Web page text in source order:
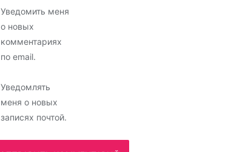
Уведомить меня
о новых
комментариях
по email.
Уведомлять
меня о новых
записях почтой.